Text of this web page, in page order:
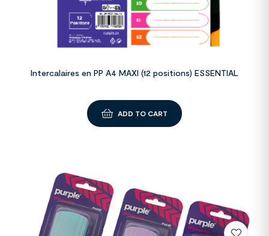
Intercalaires en PP A4 MAXI (12 positions) ESSENTIAL
ADD TO CART